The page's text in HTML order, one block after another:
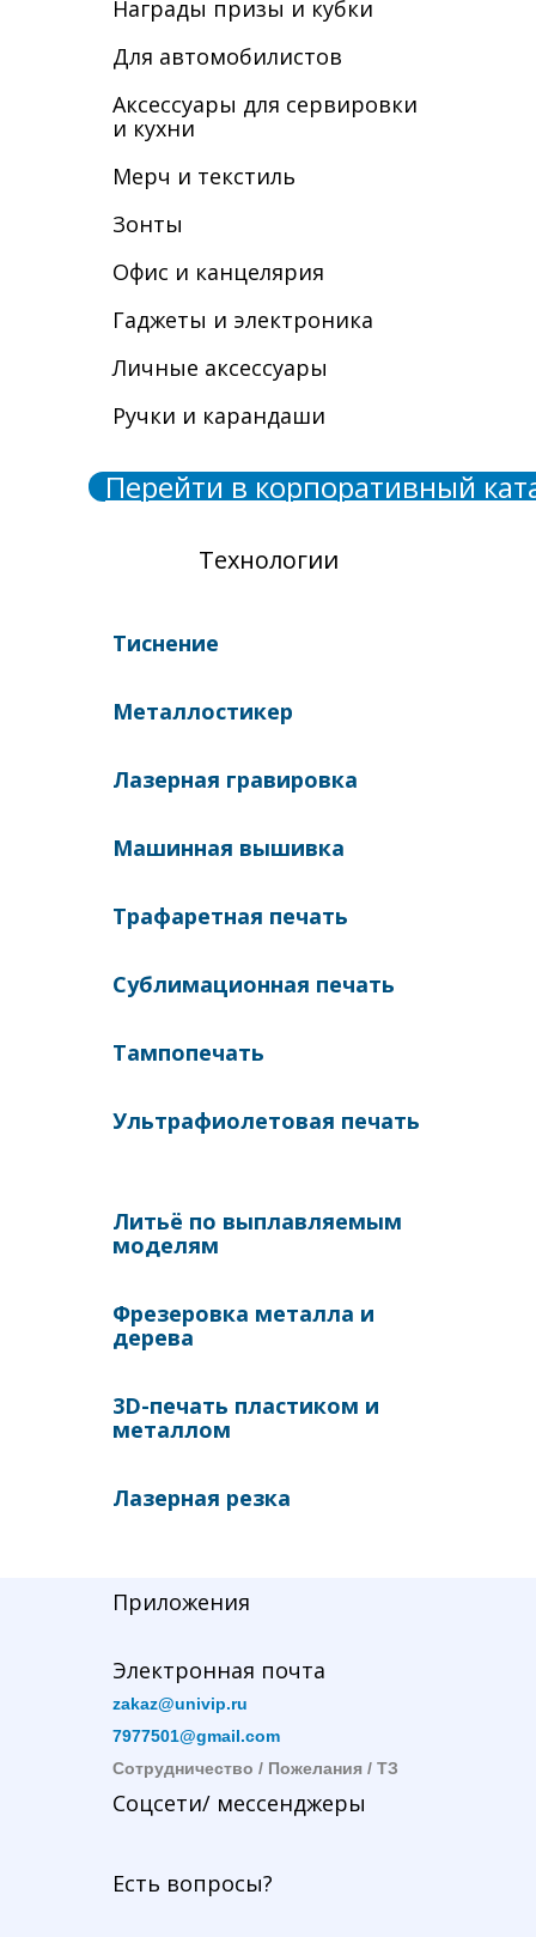
Награды призы и кубки
Для автомобилистов
Аксессуары для сервировки
и кухни
Мерч и текстиль
Зонты
Офис и канцелярия
Гаджеты и электроника
Личные аксессуары
Ручки и карандаши
Перейти в корпоративный
Технологии
Тиснение
Металлостикер
Лазерная гравировка
Машинная вышивка
Трафаретная печать
Сублимационная печать
Тампопечать
Ультрафиолетовая печать
Литьё по выплавляемым
моделям
Фрезеровка металла и
дерева
3D-печать пластиком и
металлом
Лазерная резка
Приложения
Электронная почта
zakaz@univip.ru
7977501@gmail.com
Сотрудничество / Пожелания / ТЗ
Соцсети/ мессенджеры
Есть вопросы?